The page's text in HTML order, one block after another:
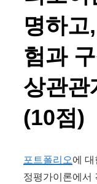
명하고
험과
상관관
(10점)
포트폴리오에
정평가이론에서